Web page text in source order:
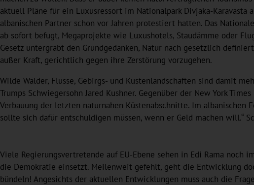
aktuell Pläne für ein Luxusressort im Nationalpark Divjaka-Karavasta
albanischen Partner schon vor Jahren protestiert hatten. Das
ab sofort befugt, Megaprojekte wie Luxushotels, Staudämme oder
Gesetz untergräbt den Grundgedanken, Natur nach gesetzlich
außer Kraft, gerichtlich gegen ihre Zerstörung vorzugehen.
Wilde Wälder, Flüsse, Gebirgs- und Küstenlandschaften sind damit
Trumps Schwiegersohn Jared Kushner. Gegenüber der New York
Verbauung der letzten naturnahen Küstenabschnitte. Im
sollte sich dafür entschuldigen müssen, wenn er Geld machen will.“
Viele Regierungsvertretende auf EU-Ebene sehen in Edi Rama noch
die Demokratie einsetzt. Meilenweit gefehlt, geht die Entwicklung
bündeln! Angesichts der aktuellen Entwicklungen muss auch die